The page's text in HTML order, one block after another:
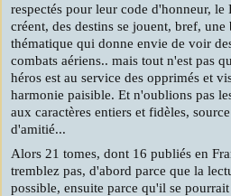
respectés pour leur code d'honneur, le
créent, des destins se jouent, bref,
thématique qui donne envie de voir
combats aériens.. mais tout n'est pas
héros est au service des opprimés et
harmonie paisible. Et n'oublions pas
aux caractères entiers et fidèles,
d'amitié...
Alors 21 tomes, dont 16 publiés en
tremblez pas, d'abord parce que la
possible, ensuite parce qu'il se